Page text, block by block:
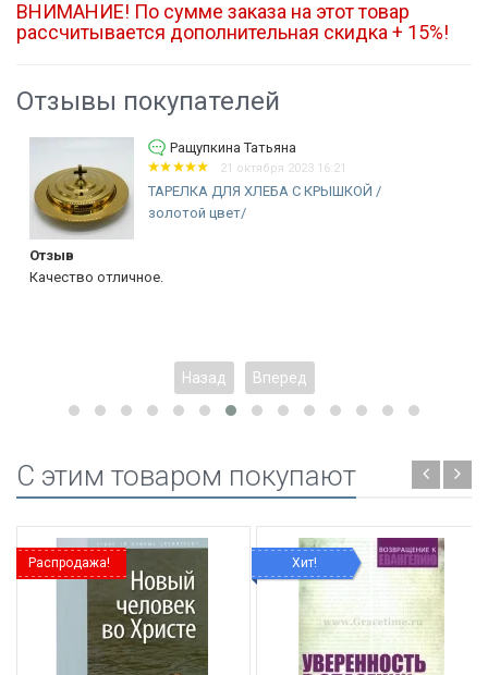
ВНИМАНИЕ! По сумме заказа на этот товар
рассчитывается дополнительная скидка + 15%!
Отзывы покупателей
Ращупкина Татьяна
21 октября 2023 16:21
ТАРЕЛКА ДЛЯ ХЛЕБА С КРЫШКОЙ /
золотой цвет/
Отзыв
Качество отличное.
Назад Вперед
C этим товаром покупают
Распродажа! Хит!